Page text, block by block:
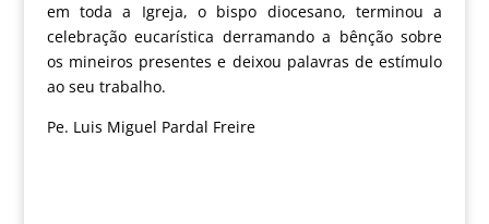
em toda a Igreja, o bispo diocesano, terminou a
celebração eucarística derramando a bênção sobre
os mineiros presentes e deixou palavras de estímulo
ao seu trabalho.
Pe. Luis Miguel Pardal Freire